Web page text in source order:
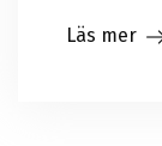
Läs mer